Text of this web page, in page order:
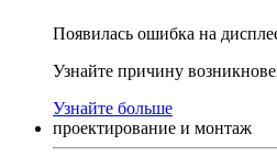
Появилась ошибка на
Узнайте причину
Узнайте больше
проектирование и монтаж